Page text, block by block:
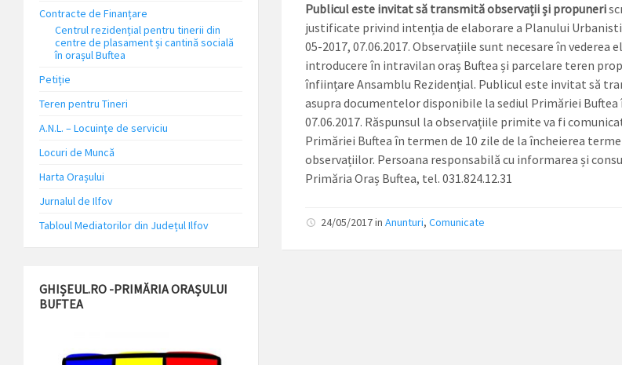
Publicul este invitat să transmită observații și propuneri
justificate privind intenția de elaborare a Planului
05-2017, 07.06.2017. Observațiile sunt necesare în vederea
introducere în intravilan oraș Buftea și parcelare teren
înființare Ansamblu Rezidențial. Publicul este invitat să
asupra documentelor disponibile la sediul Primăriei Buftea
07.06.2017. Răspunsul la observațiile primite va fi
Primăriei Buftea în termen de 10 zile de la încheierea
observațiilor. Persoana responsabilă cu informarea și
Primăria Oraș Buftea, tel. 031.824.12.31
24/05/2017in Anunturi, Comunicate
Contracte de Finanțare
Centrul rezidențial pentru tinerii din
centre de plasament și cantină socială
în orașul Buftea
Petiție
Teren pentru Tineri
A.N.L. – Locuinţe de serviciu
Locuri de Muncă
Harta Orașului
Jurnalul de Ilfov
Tabloul Mediatorilor din Județul Ilfov
GHIȘEUL.RO -PRIMĂRIA ORAȘULUI
BUFTEA